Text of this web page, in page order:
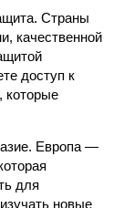
Страны
качественной
доступ к
которые
Европа —
для
новые